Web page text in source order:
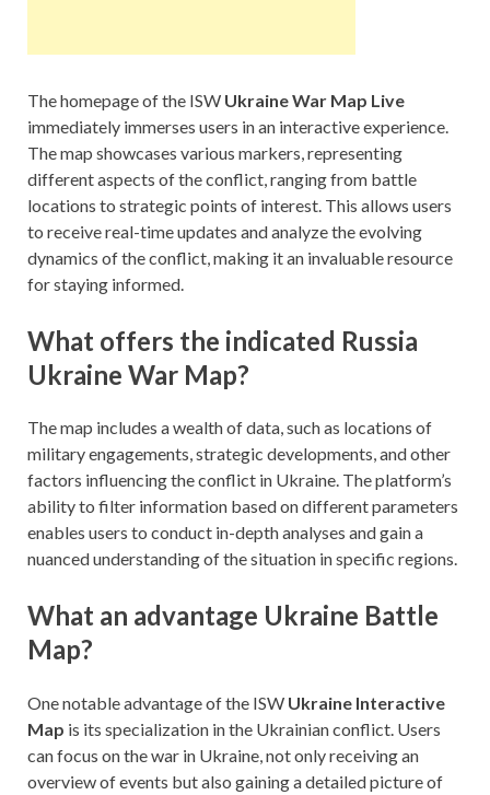
The homepage of the ISW Ukraine War Map Live
immediately immerses users in an interactive experience.
The map showcases various markers, representing
different aspects of the conflict, ranging from battle
locations to strategic points of interest. This allows users
to receive real-time updates and analyze the evolving
dynamics of the conflict, making it an invaluable resource
for staying informed.
What offers the indicated Russia
Ukraine War Map?
The map includes a wealth of data, such as locations of
military engagements, strategic developments, and other
factors influencing the conflict in Ukraine. The platform’s
ability to filter information based on different parameters
enables users to conduct in-depth analyses and gain a
nuanced understanding of the situation in specific regions.
What an advantage Ukraine Battle
Map?
One notable advantage of the ISW Ukraine Interactive
Map is its specialization in the Ukrainian conflict. Users
can focus on the war in Ukraine, not only receiving an
overview of events but also gaining a detailed picture of